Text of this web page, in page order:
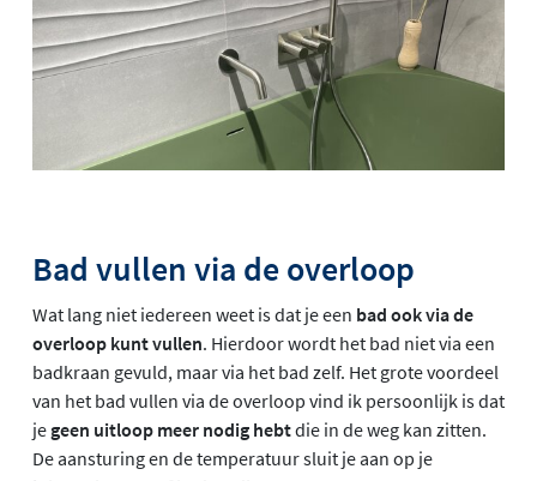
Bad vullen via de overloop
Wat lang niet iedereen weet is dat je een bad ook via de
overloop kunt vullen. Hierdoor wordt het bad niet via een
badkraan gevuld, maar via het bad zelf. Het grote voordeel
van het bad vullen via de overloop vind ik persoonlijk is dat
je geen uitloop meer nodig hebtdie in de weg kan zitten.
De aansturing en de temperatuur sluit je aan op je